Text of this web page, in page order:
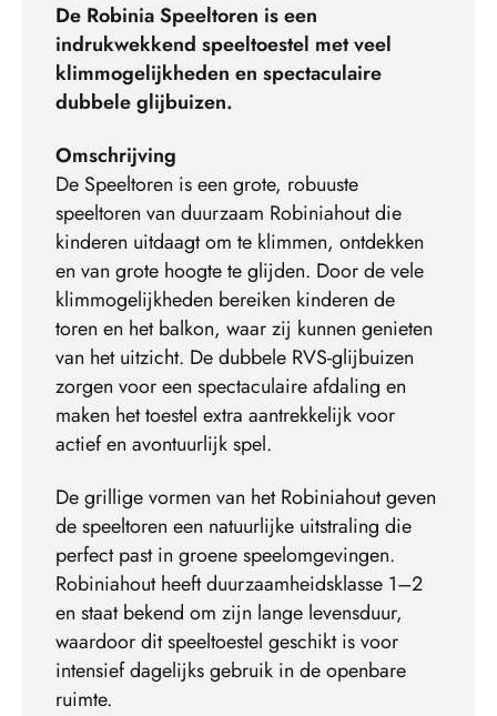
De Robinia Speeltoren is een
indrukwekkend speeltoestel met veel
klimmogelijkheden en spectaculaire
dubbele glijbuizen.
Omschrijving
De Speeltoren is een grote, robuuste
speeltoren van duurzaam Robiniahout die
kinderen uitdaagt om te klimmen, ontdekken
en van grote hoogte te glijden. Door de vele
klimmogelijkheden bereiken kinderen de
toren en het balkon, waar zij kunnen genieten
van het uitzicht. De dubbele RVS-glijbuizen
zorgen voor een spectaculaire afdaling en
maken het toestel extra aantrekkelijk voor
actief en avontuurlijk spel.
De grillige vormen van het Robiniahout geven
de speeltoren een natuurlijke uitstraling die
perfect past in groene speelomgevingen.
Robiniahout heeft duurzaamheidsklasse 1–2
en staat bekend om zijn lange levensduur,
waardoor dit speeltoestel geschikt is voor
intensief dagelijks gebruik in de openbare
ruimte.